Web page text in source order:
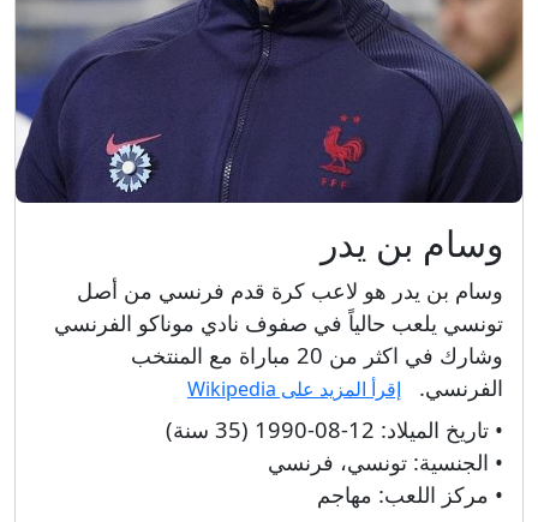
وسام بن يدر
وسام بن يدر هو لاعب كرة قدم فرنسي من أصل
تونسي يلعب حالياً في صفوف نادي موناكو الفرنسي
وشارك في اكثر من 20 مباراة مع المنتخب
الفرنسي.
إقرأ المزيد على Wikipedia
• تاريخ الميلاد: 12-08-1990 (35 سنة)
• الجنسية: تونسي، فرنسي
• مركز اللعب: مهاجم